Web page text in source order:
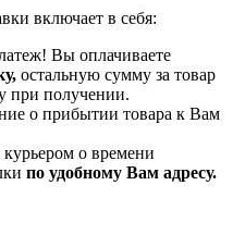
включает в себя:
Вы оплачиваете
остальную сумму за товар
при получении.
о прибытии товара к Вам
курьером о времени
по удобному Вам адресу.